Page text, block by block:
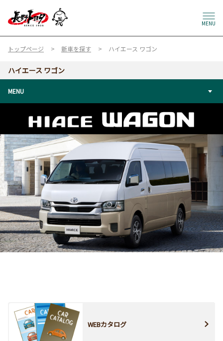
MENU
トップページ 新車を探す ハイエース ワゴン
ハイエース ワゴン
MENU
WEBカタログ